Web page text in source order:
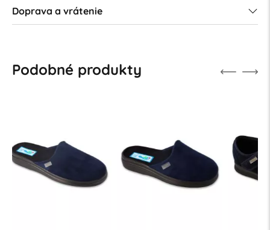
Doprava a vrátenie
Podobné produkty